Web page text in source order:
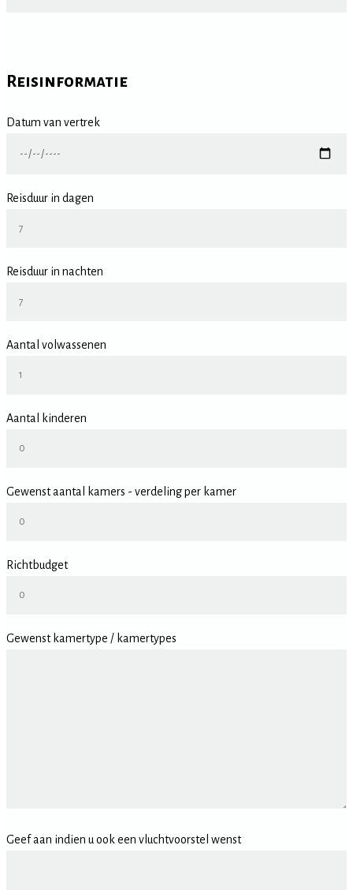
Reisinformatie
Datum van vertrek
Reisduur in dagen
Reisduur in nachten
Aantal volwassenen
Aantal kinderen
Gewenst aantal kamers - verdeling per kamer
Richtbudget
Gewenst kamertype / kamertypes
Geef aan indien u ook een vluchtvoorstel wenst